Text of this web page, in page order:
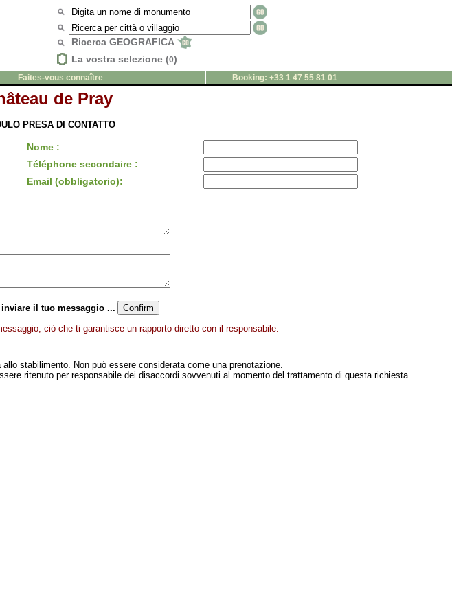
Ricerca GEOGRAFICA
La vostra selezione (0)
Faites-vous connaître
Booking: +33 1 47 55 81 01
de Pray
PRESA DI CONTATTO
Nome :
Téléphone secondaire :
Email (obbligatorio):
il tuo messaggio ...
ciò che ti garantisce un rapporto diretto con il responsabile.
stabilimento. Non può essere considerata come una prenotazione.
ritenuto per responsabile dei disaccordi sovvenuti al momento del trattamento di questa richiesta .